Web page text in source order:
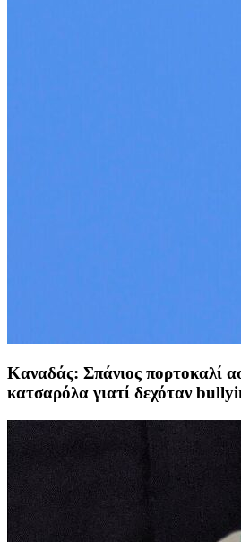
Καναδάς: Σπάνιος πορτοκαλί
κατσαρόλα γιατί δεχόταν